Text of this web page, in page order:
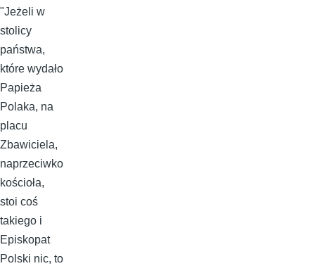
"Jeżeli w
stolicy
państwa,
które wydało
Papieża
Polaka, na
placu
Zbawiciela,
naprzeciwko
kościoła,
stoi coś
takiego i
Episkopat
Polski nic, to